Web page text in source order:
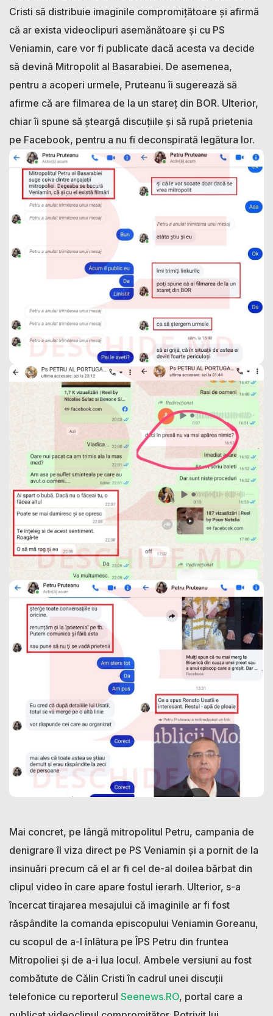
Cristi să distribuie imaginile compromițătoare și afirmă
că ar exista videoclipuri asemănătoare și cu PS
Veniamin, care vor fi publicate dacă acesta va decide
să devină Mitropolit al Basarabiei. De asemenea,
pentru a acoperi urmele, Pruteanu îi sugerează să
afirme că are filmarea de la un stareț din BOR. Ulterior,
chiar îi spune să șteargă discuțiile și să rupă prietenia
pe Facebook, pentru a nu fi deconspirată legătura lor.
Mai concret, pe lângă mitropolitul Petru, campania de
denigrare îl viza direct pe PS Veniamin și a pornit de la
insinuări precum că el ar fi cel de-al doilea bărbat din
clipul video în care apare fostul ierarh. Ulterior, s-a
încercat tirajarea mesajului că imaginile ar fi fost
răspândite la comanda episcopului Veniamin Goreanu,
cu scopul de a-l înlătura pe ÎPS Petru din fruntea
Mitropoliei și de a-i lua locul. Ambele versiuni au fost
combătute de Călin Cristi în cadrul unei discuții
telefonice cu reporterul Seenews.RO, portal care a